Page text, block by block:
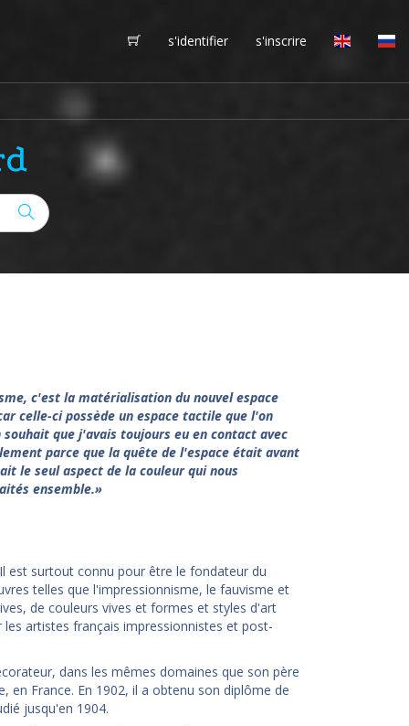
s'identifier s'inscrire
c'est la matérialisation du nouvel espace
celle-ci possède un espace tactile que l'on
que j'avais toujours eu en contact avec
parce que la quête de l'espace était avant
le seul aspect de la couleur qui nous
ensemble.»
est surtout connu pour être le fondateur du
telles que l'impressionnisme, le fauvisme et
de couleurs vives et formes et styles d'art
artistes français impressionnistes et post-
dans les mêmes domaines que son père
en France. En 1902, il a obtenu son diplôme de
jusqu'en 1904.